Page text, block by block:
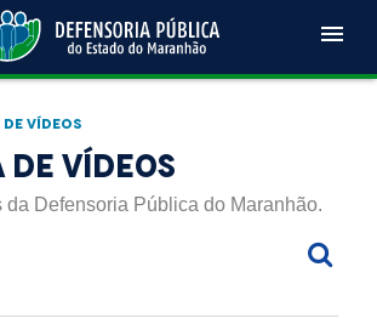
menu
Vídeos
Vídeos
da Defensoria Pública do Maranhão.